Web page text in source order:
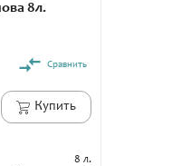
8л.
Сравнить
Купить
8 л.